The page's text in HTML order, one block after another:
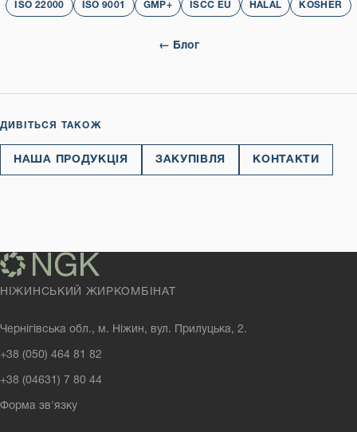
ISO 22000 ISO 9001 GMP+ ISCC EU HALAL KOSHER
← Блог
ДИВІТЬСЯ ТАКОЖ
НАША ПРОДУКЦІЯ ЗАКУПІВЛЯ КОНТАКТИ
НІЖИНСЬКИЙ ЖИРКОМБІНАТ
Чернігівська обл., м. Ніжин, вул. Прилуцька, 2.
+38 (050) 464 81 82
+38 (04631) 7 80 44
Форма зв'язку